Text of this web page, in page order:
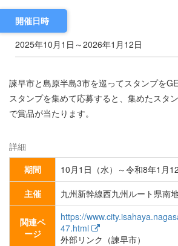
2025年10月1日 ～2026年1月12日
諫早市と島原半島3市を巡ってスタンプを
スタンプを集めて応募すると、集めたスタ
で賞品が当たります。
詳細
期間
10月1日（水）～令和8年1月12
主催
九州新幹線西九州ルート県南
関連ペ
ージ
https://
47.html
外部リンク（諫早市）